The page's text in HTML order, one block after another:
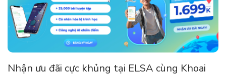
Nhận ưu đãi cực khủng tại ELSA cùng Khoai